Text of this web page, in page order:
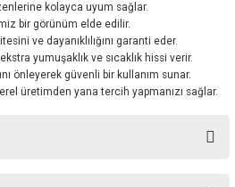
kolayca uyum sağlar.
bir görünüm elde edilir.
ve dayanıklılığını garanti eder.
yumuşaklık ve sıcaklık hissi verir.
önleyerek güvenli bir kullanım sunar.
üretimden yana tercih yapmanızı sağlar.